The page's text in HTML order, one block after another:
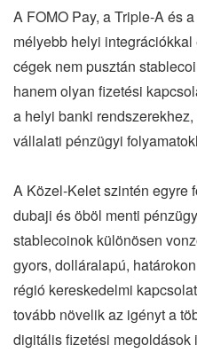
A FOMO Pay, a Triple-A és
mélyebb helyi
cégek nem pusztán
hanem olyan fizetési
a helyi banki
vállalati pénzügyi
A Közel-Kelet szintén egyre
dubaji és öböl menti
stablecoinok különösen
gyors, dolláralapú,
régió kereskedelmi
tovább növelik az igényt a
digitális fizetési megoldások